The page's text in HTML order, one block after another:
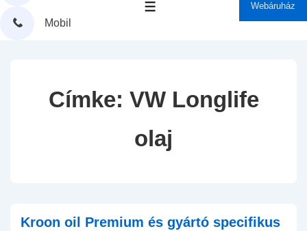
Mobil
MENÜ Webáruház
Címke: VW Longlife
olaj
Kroon oil Premium és gyártó specifikus